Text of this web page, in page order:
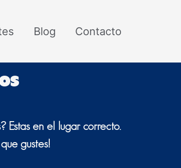
Blog Contacto
Estas en el lugar correcto.
gustes!